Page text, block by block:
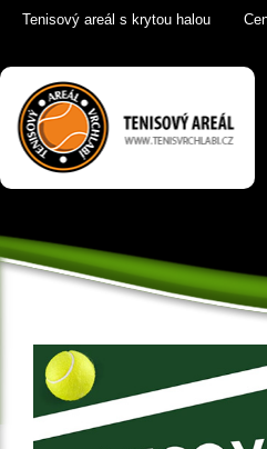
Tenisový areál s krytou halou
Tenis Vrchlabí
golfový trenažér,
sauna,
KrkonošeTenis